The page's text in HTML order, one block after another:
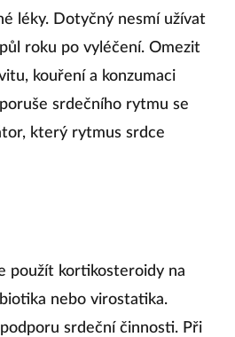
léky. Dotyčný nesmí užívat
roku po vyléčení. Omezit
kouření a konzumaci
srdečního rytmu se
který rytmus srdce
použít kortikosteroidy na
nebo virostatika.
srdeční činnosti. Při